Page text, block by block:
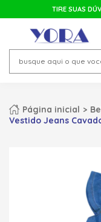
TIRE SUAS
Página inicial
Vestido Jeans